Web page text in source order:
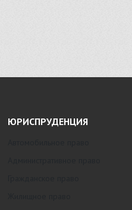
ЮРИСПРУДЕНЦИЯ